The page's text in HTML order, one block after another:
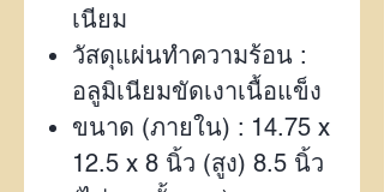
เนียม
วัสดุแผ่นทำความร้อน :
อลูมิเนียมขัดเงาเนื้อแข็ง
ขนาด (ภายใน) : 14.75 x
12.5 x 8 นิ้ว (สูง) 8.5 นิ้ว